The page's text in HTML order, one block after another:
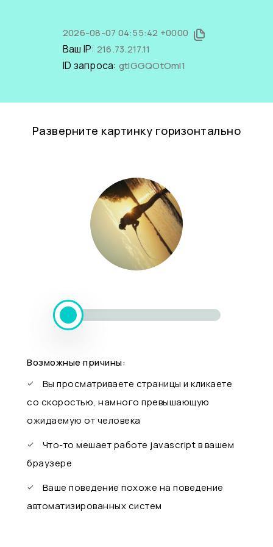
2026-08-07 04:55:42 +0000
Ваш IP: 216.73.217.11
ID запроса: gtIGGQOtOmI1
Разверните картинку горизонтально
Возможные причины:
Вы просматриваете страницы и кликаете
со скоростью, намного превышающую
ожидаемую от человека
Что-то мешает работе javascript в вашем
браузере
Ваше поведение похоже на поведение
автоматизированных систем